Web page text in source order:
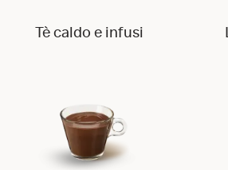
Tè caldo e infusi